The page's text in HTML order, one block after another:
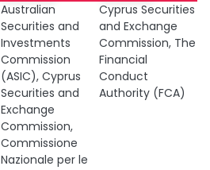
Australian
Securities and
Investments
Commission
(ASIC), Cyprus
Securities and
Exchange
Commission,
Commissione
Nazionale per le
Cyprus Securities
and Exchange
Commission, The
Financial
Conduct
Authority (FCA)